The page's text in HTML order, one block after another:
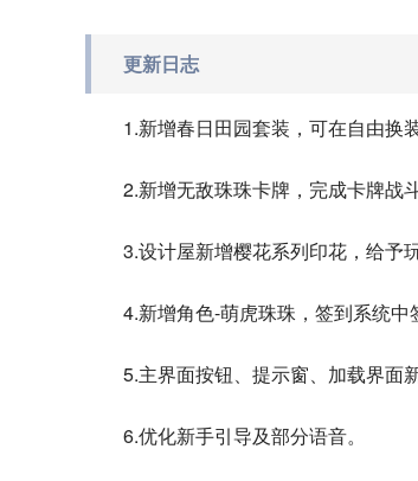
更新日志
1.新增春日田园套装，可在自由换
2.新增无敌珠珠卡牌，完成卡牌战
3.设计屋新增樱花系列印花，给予
4.新增角色-萌虎珠珠，签到系统中
5.主界面按钮、提示窗、加载界面
6.优化新手引导及部分语音。